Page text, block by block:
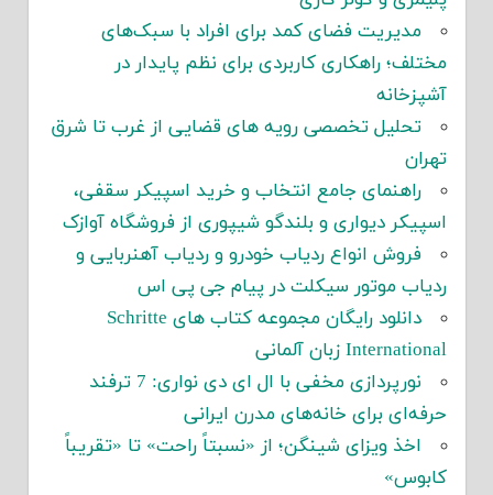
مدیریت فضای کمد برای افراد با سبک‌های
مختلف؛ راهکاری کاربردی برای نظم پایدار در
آشپزخانه
تحلیل تخصصی رویه های قضایی از غرب تا شرق
تهران
راهنمای جامع انتخاب و خرید اسپیکر سقفی،
اسپیکر دیواری و بلندگو شیپوری از فروشگاه آوازک
فروش انواع ردیاب خودرو و ردیاب آهنربایی و
ردیاب موتور سیکلت در پیام جی پی اس
دانلود رایگان مجموعه کتاب های Schritte
International زبان آلمانی
نورپردازی مخفی با ال ای دی نواری: 7 ترفند
حرفه‌ای برای خانه‌های مدرن ایرانی
اخذ ویزای شینگن؛ از «نسبتاً راحت» تا «تقریباً
کابوس»